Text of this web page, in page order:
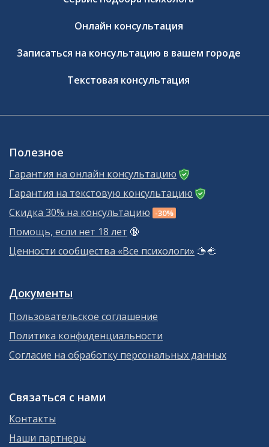
Онлайн консультация
Записаться на консультацию в вашем городе
Текстовая консультация
Полезное
Гарантия на онлайн консультацию
Гарантия на текстовую консультацию
Скидка 30% на консультацию -30%
Помощь, если нет 18 лет 🔞
Ценности сообщества «Все психологи» 🫱‍🫲
Документы
Пользовательское соглашение
Политика конфиденциальности
Согласие на обработку персональных данных
Связаться с нами
Контакты
Наши партнеры